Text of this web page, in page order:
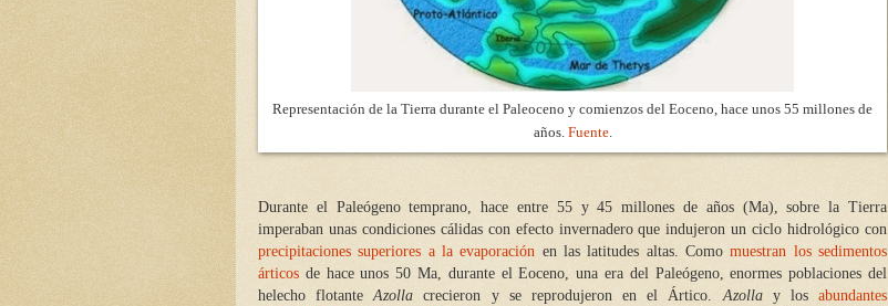
Representación de la Tierra durante el Paleoceno y comienzos del Eoceno, hace unos 55 millones de
años. Fuente.
Durante el Paleógeno temprano, hace entre 55 y 45 millones de años (Ma), sobre la Tierra
imperaban unas condiciones cálidas con efecto invernadero que indujeron un ciclo hidrológico con
precipitaciones superiores a la evaporación en las latitudes altas. Comomuestran los sedimentos
árticos de hace unos 50 Ma, durante el Eoceno, una era del Paleógeno, enormes poblaciones del
helecho flotanteAzolla crecieron y se reprodujeron en el Ártico.Azollay losabundantes